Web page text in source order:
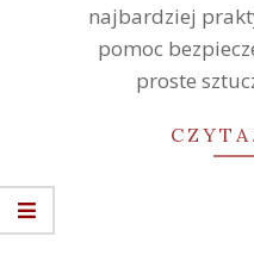
najbardziej
pomoc
proste